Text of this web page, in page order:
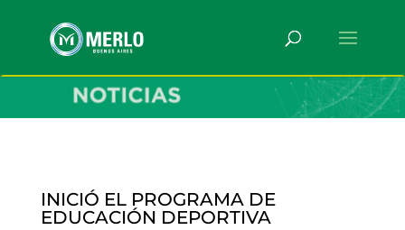
INICIÓ EL PROGRAMA DE
EDUCACIÓN DEPORTIVA